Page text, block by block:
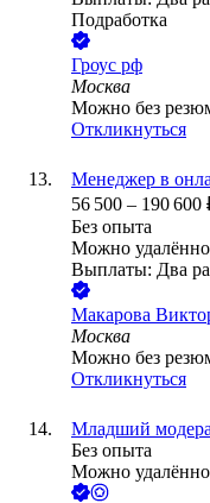
Подработка
Гроус рф
Москва
Можно без
Откликнуться
Менеджер в
56 500 – 190 600
Без опыта
Можно удалённо
Выплаты: Два
Макарова
Москва
Можно без
Откликнуться
Младший
Без опыта
Можно удалённо